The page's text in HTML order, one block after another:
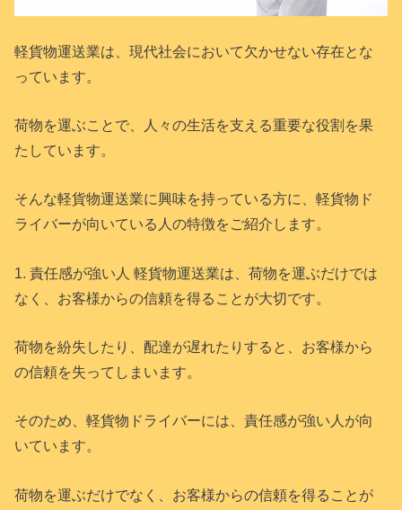
軽貨物運送業は、現代社会において欠かせない存在とな
っています。
荷物を運ぶことで、人々の生活を支える重要な役割を果
たしています。
そんな軽貨物運送業に興味を持っている方に、軽貨物ド
ライバーが向いている人の特徴をご紹介します。
1. 責任感が強い人 軽貨物運送業は、荷物を運ぶだけでは
なく、お客様からの信頼を得ることが大切です。
荷物を紛失したり、配達が遅れたりすると、お客様から
の信頼を失ってしまいます。
そのため、軽貨物ドライバーには、責任感が強い人が向
いています。
荷物を運ぶだけでなく、お客様からの信頼を得ることが